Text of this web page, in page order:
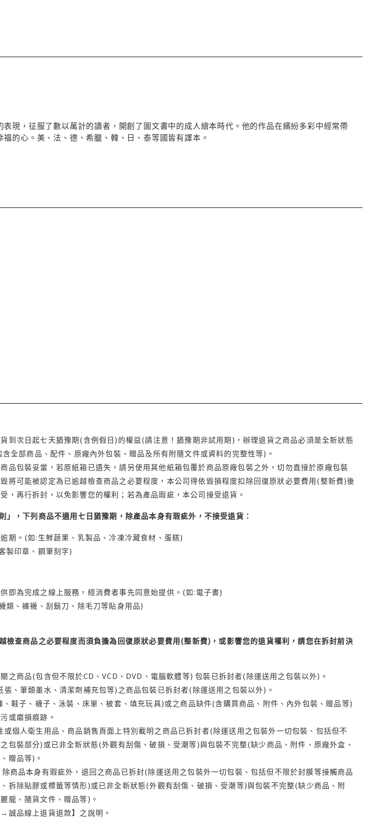
現，征服了數以萬計的讀者，開創了圖文書中的成人繪本時代。他的作品在繽紛多彩中經常帶
的心。美、法、德、希臘、韓、日、泰等國皆有譯本。
到次日起七天猶豫期(含例假日)的權益(請注意！猶豫期非試用期)，辦理退貨之商品必須是全新狀態
全部商品、配件、原廠內外包裝、贈品及所有附隨文件或資料的完整性等)。
品包裝妥當，若原紙箱已遺失，請另使用其他紙箱包覆於商品原廠包裝之外，切勿直接於原廠包裝
將可能被認定為已逾越檢查商品之必要程度，本公司得依毀損程度扣除回復原狀必要費用(整新費)後
，再行拆封，以免影響您的權利；若為產品瑕疵，本公司接受退貨。
」，下列商品不適用七日猶豫期，除產品本身有瑕疵外，不接受退貨：
期。(如:生鮮蔬果、乳製品、冷凍冷藏食材、蛋糕)
製印章、鋼筆刻字)
即為完成之線上服務，經消費者事先同意始提供。(如:電子書)
類、褲襪、刮鬍刀、除毛刀等貼身用品)
檢查商品之必要程度而須負擔為回復原狀必要費用(整新費)，或影響您的退貨權利，請您在拆封前決
之商品(包含但不限於CD、VCD、DVD、電腦軟體等) 包裝已拆封者(除運送用之包裝以外)。
、筆類墨水、清潔劑補充包等)之商品包裝已拆封者(除運送用之包裝以外)。
鞋子、襪子、泳裝、床單、被套、填充玩具)或之商品缺件(含購買商品、附件、內外包裝、贈品等)
或磨損痕跡。
個人衛生用品、商品銷售頁面上特別載明之商品已拆封者(除運送用之包裝外一切包裝、包括但不
包裝部分)或已非全新狀態(外觀有刮傷、破損、受潮等)與包裝不完整(缺少商品、附件、原廠外盒、
贈品等)。
商品本身有瑕疵外，退回之商品已拆封(除運送用之包裝外一切包裝、包括但不限於封膜等接觸商品
拆除貼膠或標籤等情形)或已非全新狀態(外觀有刮傷、破損、受潮等)與包裝不完整(缺少商品、附
龍、隨貨文件、贈品等)。
品線上退貨退款】之說明。